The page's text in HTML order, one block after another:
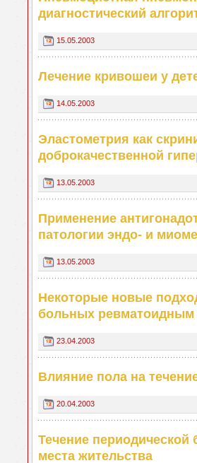
диагностический
15.05.2003
Лечение кривошеи у
14.05.2003
Эластометрия как
доброкачественной
13.05.2003
Применение
патологии ‎эндо- и
13.05.2003
Некоторые новые
больных ревматоидным
23.04.2003
Влияние пола на
20.04.2003
Течение
места жительства